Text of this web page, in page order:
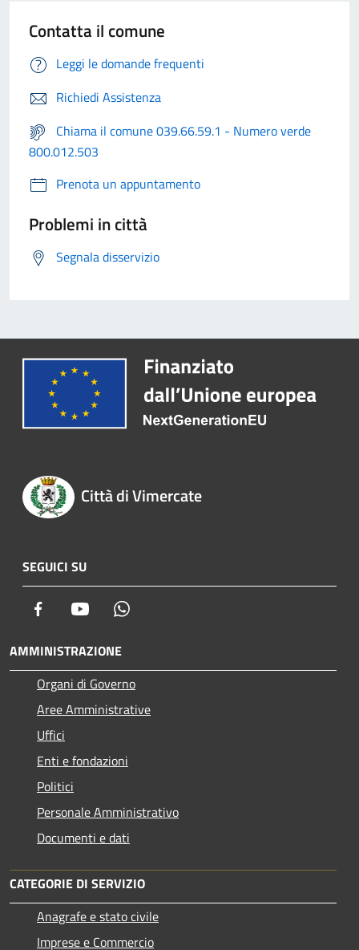
Contatta il comune
Leggi le domande frequenti
Richiedi Assistenza
Chiama il comune 039.66.59.1 - Numero verde
800.012.503
Prenota un appuntamento
Problemi in città
Segnala disservizio
Città di Vimercate
SEGUICI SU
Facebook Youtube
AMMINISTRAZIONE
Organi di Governo
Aree Amministrative
Uffici
Enti e fondazioni
Politici
Personale Amministrativo
Documenti e dati
CATEGORIE DI SERVIZIO
Anagrafe e stato civile
Imprese e Commercio